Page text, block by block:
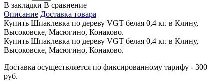
В закладки В сравнение
Описание Доставка товара
Купить Шпаклевка по дереву VGT белая 0,4 кг. в Клину,
Высоковске, Масюгино, Конаково.
Купить Шпаклевка по дереву VGT белая 0,4 кг. в Клину,
Высоковске, Масюгино, Конаково.
Доставка осуществляется по фиксированному тарифу - 300
руб.